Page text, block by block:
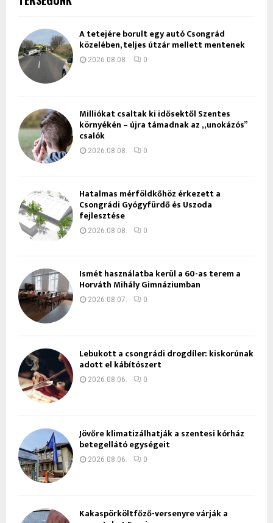
A tetejére borult egy autó Csongrád
közelében, teljes útzár mellett mentenek
2026.08.08. 0
Milliókat csaltak ki idősektől Szentes
környékén – újra támadnak az „unokázós”
csalók
2026.08.08. 0
Hatalmas mérföldkőhöz érkezett a
Csongrádi Gyógyfürdő és Uszoda
fejlesztése
2026.08.08. 0
Ismét használatba kerül a 60-as terem a
Horváth Mihály Gimnáziumban
2026.08.07. 0
Lebukott a csongrádi drogdíler: kiskorúnak
adott el kábítószert
2026.08.06. 0
Jövőre klimatizálhatják a szentesi kórház
betegellátó egységeit
2026.08.06. 0
Kakaspörköltfőző-versenyre várják a